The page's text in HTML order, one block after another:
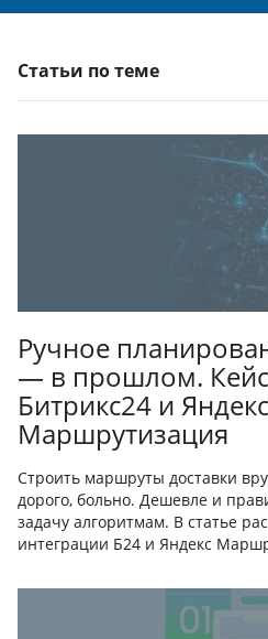
Статьи по теме
Ручное
— в прошлом.
Битрикс24 и Яндекс
Маршрутизация
Строить маршруты доставки
дорого, больно. Дешевле и
задачу алгоритмам. В статье
интеграции Б24 и Яндекс